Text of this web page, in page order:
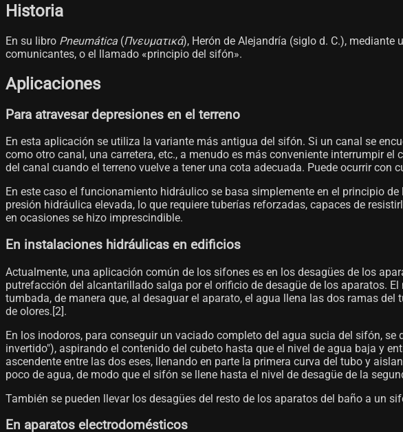
Historia
En su libro Pneumática (Πνευματικά), Herón de Alejandría (siglo d. C.),
comunicantes, o el llamado «principio del sifón».
Aplicaciones
Para atravesar depresiones en el terreno
En esta aplicación se utiliza la variante más antigua del sifón. Si un canal se
como otro canal, una carretera, etc., a menudo es más conveniente interrumpir
del canal cuando el terreno vuelve a tener una cota adecuada. Puede ocurrir con
En este caso el funcionamiento hidráulico se basa simplemente en el principio
presión hidráulica elevada, lo que requiere tuberías reforzadas, capaces de
en ocasiones se hizo imprescindible.
En instalaciones hidráulicas en edificios
Actualmente, una aplicación común de los sifones es en los desagües de los
putrefacción del alcantarillado salga por el orificio de desagüe de los aparatos.
tumbada, de manera que, al desaguar el aparato, el agua llena las dos ramas
de olores.[2]​.
En los inodoros, para conseguir un vaciado completo del agua sucia del sifón,
invertido"), aspirando el contenido del cubeto hasta que el nivel de agua baja y
ascendente entre las dos eses, llenando en parte la primera curva del tubo y
poco de agua, de modo que el sifón se llene hasta el nivel de desagüe de la
También se pueden llevar los desagües del resto de los aparatos del baño a un
En aparatos electrodomésticos